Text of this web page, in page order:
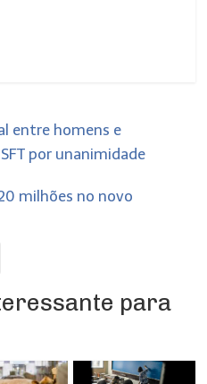
entre homens e
por unanimidade
milhões no novo
para